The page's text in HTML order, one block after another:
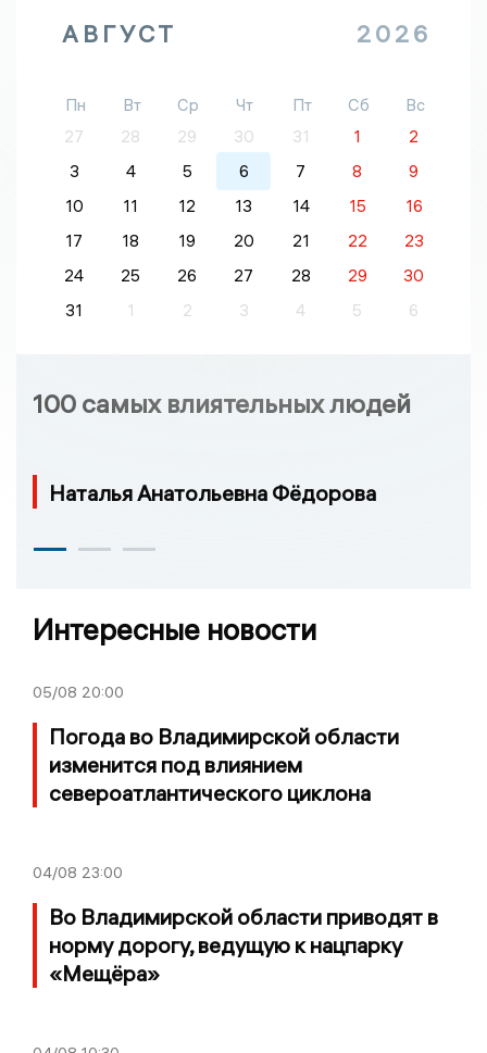
АВГУСТ 2026
Пн Вт Ср Чт Пт Сб
Вс
27
28 29 30 31 1
2
3
4 5 6 7 8
9
10
11 12 13 14 15
16
17
18 19 20 21 22
23
24
25 26 27 28 29
30
31
1 2 3 4 5 6
100 самых влиятельных людей
Наталья Анатольевна Фёдорова
Интересные новости
05/08 20:00
Погода во Владимирской области
изменится под влиянием
североатлантического циклона
04/08 23:00
Во Владимирской области приводят в
норму дорогу, ведущую к нацпарку
«Мещёра»